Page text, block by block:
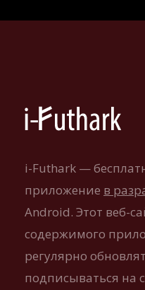
i-Futhark —
приложение в
Android. Этот веб-
содержимого
регулярно
подписываться на